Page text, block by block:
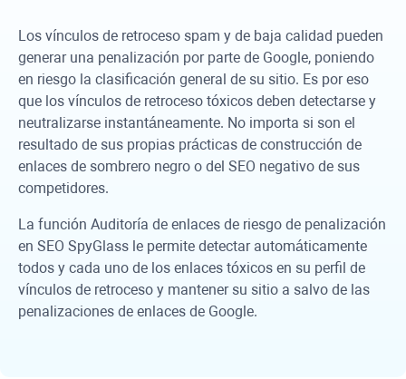
Los vínculos de retroceso spam y de baja calidad pueden
generar una penalización por parte de Google, poniendo
en riesgo la clasificación general de su sitio. Es por eso
que los vínculos de retroceso tóxicos deben detectarse y
neutralizarse instantáneamente. No importa si son el
resultado de sus propias prácticas de construcción de
enlaces de sombrero negro o del SEO negativo de sus
competidores.
La función Auditoría de enlaces de riesgo de penalización
en SEO SpyGlass le permite detectar automáticamente
todos y cada uno de los enlaces tóxicos en su perfil de
vínculos de retroceso y mantener su sitio a salvo de las
penalizaciones de enlaces de Google.